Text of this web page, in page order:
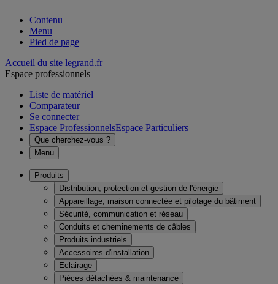
Contenu
Menu
Pied de page
Accueil du site legrand.fr
Espace professionnels
Liste de matériel
Comparateur
Se connecter
Espace ProfessionnelsEspace Particuliers
Que cherchez-vous ?
Menu
Produits
Distribution, protection et gestion de l'énergie
Appareillage, maison connectée et pilotage du bâtiment
Sécurité, communication et réseau
Conduits et cheminements de câbles
Produits industriels
Accessoires d'installation
Eclairage
Pièces détachées & maintenance